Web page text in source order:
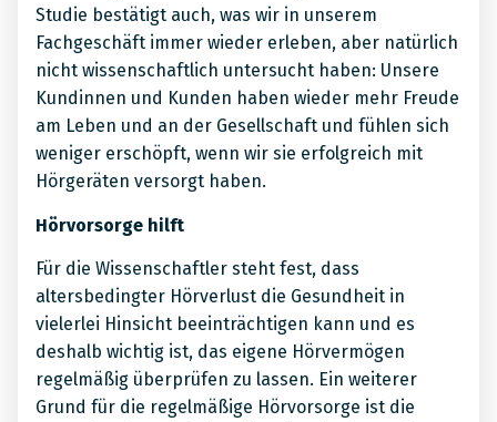
Studie bestätigt auch, was wir in unserem
Fachgeschäft immer wieder erleben, aber natürlich
nicht wissenschaftlich untersucht haben: Unsere
Kundinnen und Kunden haben wieder mehr Freude
am Leben und an der Gesellschaft und fühlen sich
weniger erschöpft, wenn wir sie erfolgreich mit
Hörgeräten versorgt haben.
Hörvorsorge hilft
Für die Wissenschaftler steht fest, dass
altersbedingter Hörverlust die Gesundheit in
vielerlei Hinsicht beeinträchtigen kann und es
deshalb wichtig ist, das eigene Hörvermögen
regelmäßig überprüfen zu lassen. Ein weiterer
Grund für die regelmäßige Hörvorsorge ist die